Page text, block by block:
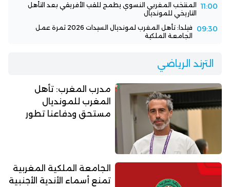
11:00
المنتخب المغربي النسوي يطمح للقب الأفريقي بعد التأهل
التاريخي للمونديال
09:30
فيلدا: تأهل المغرب لمونديال السيدات 2026 ثمرة عمل
الجامعة الملكية
الترند الرياضي
مدرب المغرب: تأهل
المغرب للمونديال
مستحق ودفاعنا تطور
الجامعة الملكية المغربية
تمنع أسماء الأندية الأجنبية